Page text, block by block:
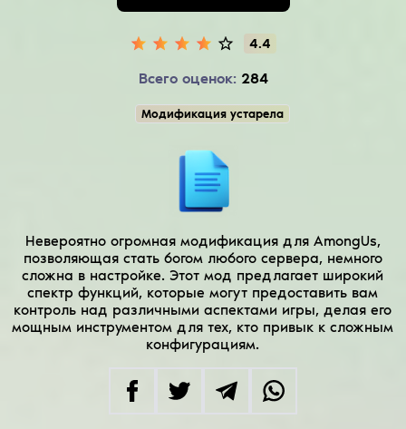
4.4
Всего оценок: 284
Модификация устарела
Невероятно огромная модификация для AmongUs,
позволяющая стать богом любого сервера, немного
сложна в настройке. Этот мод предлагает широкий
спектр функций, которые могут предоставить вам
контроль над различными аспектами игры, делая его
мощным инструментом для тех, кто привык к сложным
конфигурациям.